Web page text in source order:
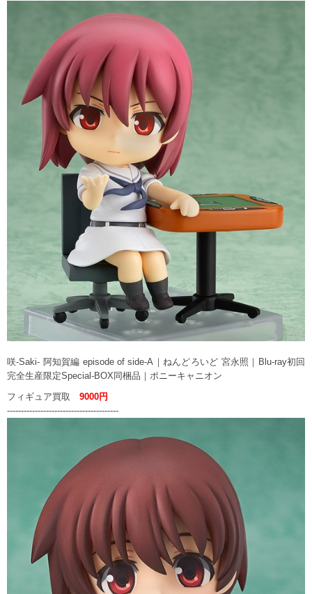
咲-Saki- 阿知賀編 episode of side‐A｜ねんどろいど 宮永照｜Blu-ray初回
完全生産限定Special-BOX同梱品｜ポニーキャニオン
フィギュア買取 9000円
----------------------------------------